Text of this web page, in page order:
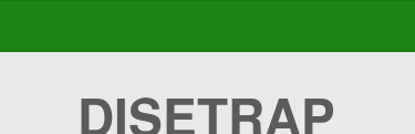
DISETRAP